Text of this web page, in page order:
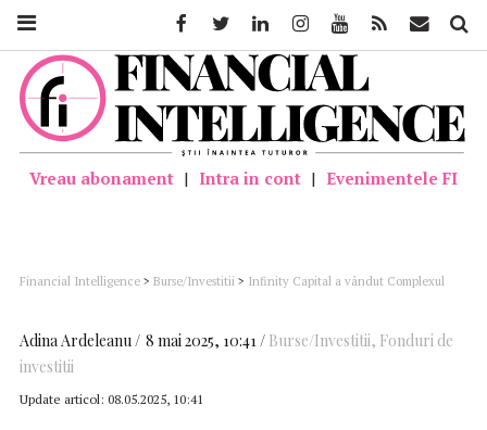
Vreau abonament | Intra in cont | Evenimentele FI
Financial Intelligence > Burse/Investitii > Infinity Capital a vândut Complexul
Adina Ardeleanu 8 mai 2025, 10:41 Burse/Investitii, Fonduri de
investitii
Update articol: 08.05.2025, 10:41
FacebookTwitter LinkedinInstagramYoutube Feed Mail